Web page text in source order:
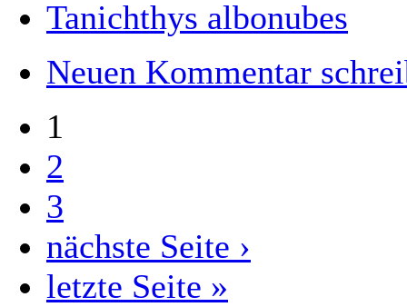
Tanichthys albonubes
Neuen Kommentar
1
2
3
nächste Seite ›
letzte Seite »